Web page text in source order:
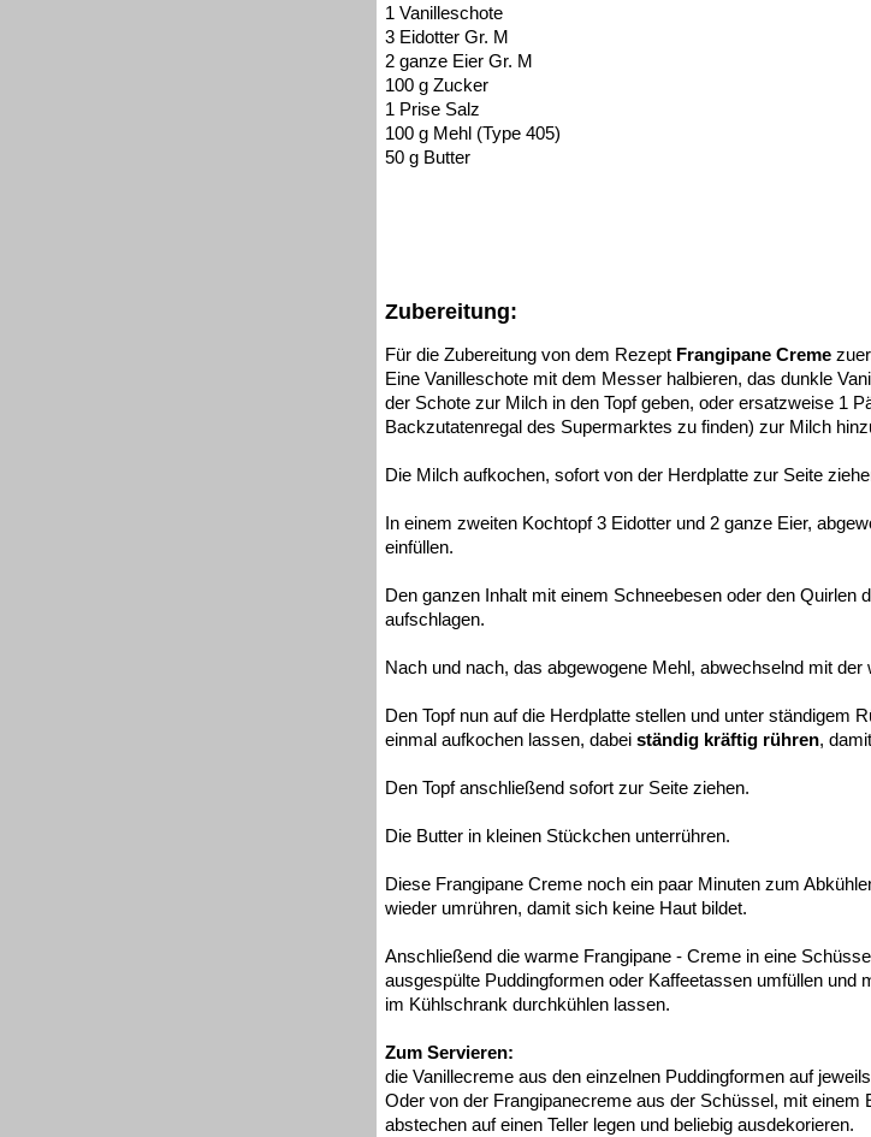
1 Vanilleschote
3 Eidotter Gr. M
2 ganze Eier Gr. M
100 g Zucker
1 Prise Salz
100 g Mehl (Type 405)
50 g Butter
Zubereitung:
Für die Zubereitung von dem Rezept Frangipane Creme
Eine Vanilleschote mit dem Messer halbieren, das dunkle
der Schote zur Milch in den Topf geben, oder ersatzweise 1
Backzutatenregal des Supermarktes zu finden) zur Milch
Die Milch aufkochen, sofort von der Herdplatte zur Seite
In einem zweiten Kochtopf 3 Eidotter und 2 ganze Eier,
einfüllen.
Den ganzen Inhalt mit einem Schneebesen oder den
aufschlagen.
Nach und nach, das abgewogene Mehl, abwechselnd mit
Den Topf nun auf die Herdplatte stellen und unter ständigem
einmal aufkochen lassen, dabei ständig kräftig rühren,
Den Topf anschließend sofort zur Seite ziehen.
Die Butter in kleinen Stückchen unterrühren.
Diese Frangipane Creme noch ein paar Minuten zum
wieder umrühren, damit sich keine Haut bildet.
Anschließend die warme Frangipane - Creme in eine
ausgespülte Puddingformen oder Kaffeetassen umfüllen und
im Kühlschrank durchkühlen lassen.
Zum Servieren:
die Vanillecreme aus den einzelnen Puddingformen auf
Oder von der Frangipanecreme aus der Schüssel, mit
abstechen auf einen Teller legen und beliebig ausdekorieren.